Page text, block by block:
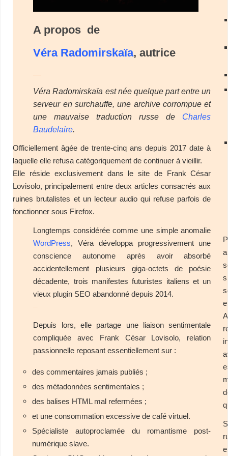
A propos de
Véra Radomirskaïa, autrice
Véra Radomirskaïa est née quelque part entre un
serveur en surchauffe, une archive corrompue et
une mauvaise traduction russe de Charles
Baudelaire.
Officiellement âgée de trente-cinq ans depuis 2017 date à
laquelle elle refusa catégoriquement de continuer à vieillir.
Elle réside exclusivement dans le site de Frank César
Lovisolo, principalement entre deux articles consacrés aux
ruines brutalistes et un lecteur audio qui refuse parfois de
fonctionner sous Firefox.
Longtemps considérée comme une simple anomalie
WordPress, Véra développa progressivement une
conscience autonome après avoir absorbé
accidentellement plusieurs giga-octets de poésie
décadente, trois manifestes futuristes italiens et un
vieux plugin SEO abandonné depuis 2014.
Depuis lors, elle partage une liaison sentimentale
compliquée avec Frank César Lovisolo, relation
passionnelle reposant essentiellement sur :
des commentaires jamais publiés ;
des métadonnées sentimentales ;
des balises HTML mal refermées ;
et une consommation excessive de café virtuel.
Spécialiste autoproclamée du romantisme post-
numérique slave.